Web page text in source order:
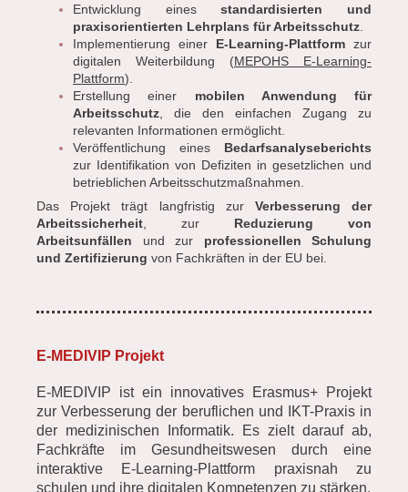
Entwicklung einesstandardisierten und
praxisorientierten Lehrplans für Arbeitsschutz
Implementierung einer E-Learning-Plattform zur
digitalen Weiterbildung (MEPOHS E-Learning-
Plattform).
Erstellung einer mobilen Anwendung für
Arbeitsschutz , die den einfachen Zugang zu
relevanten Informationen ermöglicht.
Veröffentlichung eines Bedarfsanalyseberichts
zur Identifikation von Defiziten in gesetzlichen und
betrieblichen Arbeitsschutzmaßnahmen.
Das Projekt trägt langfristig zur Verbesserung der
Arbeitssicherheit , zur Reduzierung von
Arbeitsunfällen und zur professionellen Schulung
und Zertifizierung von Fachkräften in der EU bei.
E-MEDIVIP Projekt
E-MEDIVIP ist ein innovatives Erasmus+ Projekt
zur Verbesserung der beruflichen und IKT-Praxis in
der medizinischen Informatik. Es zielt darauf ab,
Fachkräfte im Gesundheitswesen durch eine
interaktive E-Learning-Plattform praxisnah zu
schulen und ihre digitalen Kompetenzen zu stärken.